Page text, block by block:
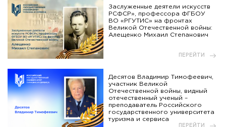
Заслуженные деятели искусств
РСФСР», профессора ФГБОУ
ВО «РГУТИС» на фронтах
Великой Отечественной войны:
Алещенко Михаил Степанович
ПЕРЕЙТИ
Десятов Владимир Тимофеевич,
участник Великой
Отечественной войны, видный
отечественный ученый –
преподаватель Российского
государственного университета
туризма и сервиса
ПЕРЕЙТИ